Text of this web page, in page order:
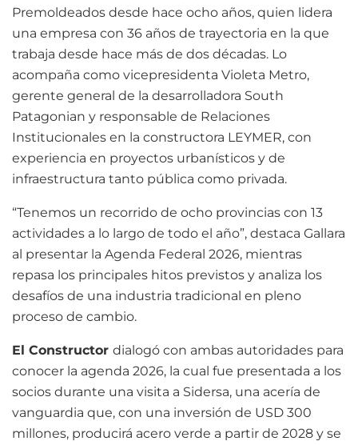
Premoldeados desde hace ocho años, quien lidera
una empresa con 36 años de trayectoria en la que
trabaja desde hace más de dos décadas. Lo
acompaña como vicepresidenta Violeta Metro,
gerente general de la desarrolladora South
Patagonian y responsable de Relaciones
Institucionales en la constructora LEYMER, con
experiencia en proyectos urbanísticos y de
infraestructura tanto pública como privada.
“Tenemos un recorrido de ocho provincias con 13
actividades a lo largo de todo el año”, destaca Gallara
al presentar la Agenda Federal 2026, mientras
repasa los principales hitos previstos y analiza los
desafíos de una industria tradicional en pleno
proceso de cambio.
El Constructor dialogó con ambas autoridades para
conocer la agenda 2026, la cual fue presentada a los
socios durante una visita a Sidersa, una acería de
vanguardia que, con una inversión de USD 300
millones, producirá acero verde a partir de 2028 y se